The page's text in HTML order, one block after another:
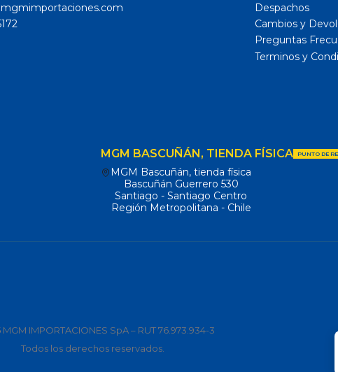
Despachos
Cambios y
Preguntas
Terminos y
MGM BASCUÑÁN, TIENDA FÍSICA PUNTO DE
MGM Bascuñán, tienda física
Bascuñán Guerrero 530
Santiago - Santiago Centro
Región Metropolitana - Chile
IMPORTACIONES SpA – RUT 76.973.934-3
Todos los derechos reservados.